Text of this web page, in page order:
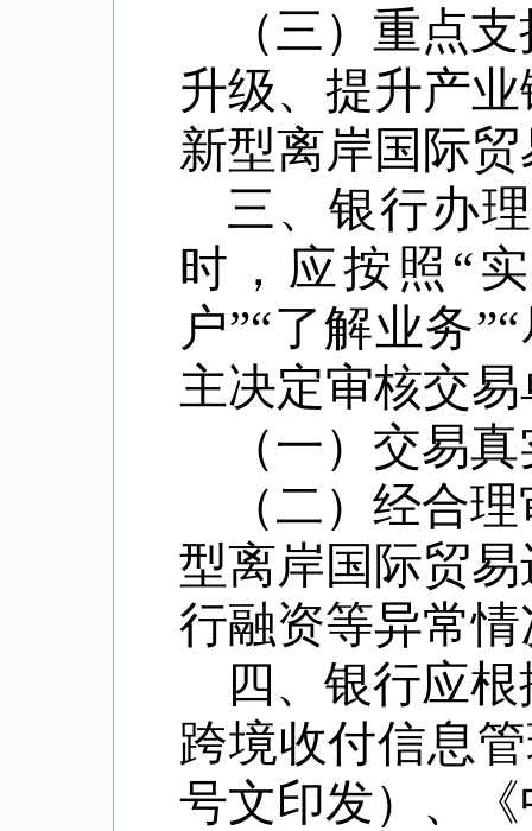
（三）重点
升级、提升产
新型离岸国际
三、银行办
时，应按照“
户”“了解业务
主决定审核交
（一）交易
（二）经合
型离岸国际贸
行融资等异常
四、银行应
跨境收付信息
号文印发）、